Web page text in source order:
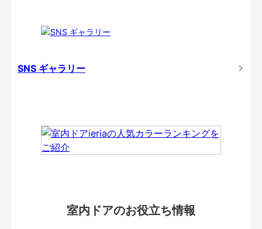
SNS ギャラリー
室内ドアのお役立ち情報